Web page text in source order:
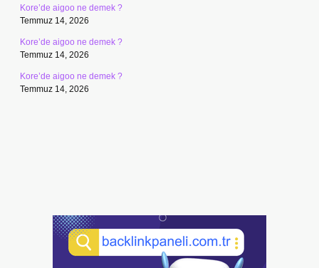
Kore’de aigoo ne demek ?
Temmuz 14, 2026
Kore’de aigoo ne demek ?
Temmuz 14, 2026
Kore’de aigoo ne demek ?
Temmuz 14, 2026